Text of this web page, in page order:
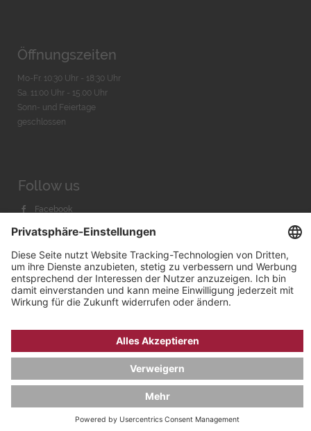
Öffnungszeiten
Mo-Fr. 10:30 Uhr - 18:30 Uhr
Sa. 11:00 Uhr - 15.00 Uhr
Sonn- und Feiertage
geschlossen
Follow us
Facebook
Youtube
Bachmann & Scher GmbH / Watchandco GmbH
IMPRESSUM
AGB & WIDERRUF
COOKIE-EINSTELLUNGEN